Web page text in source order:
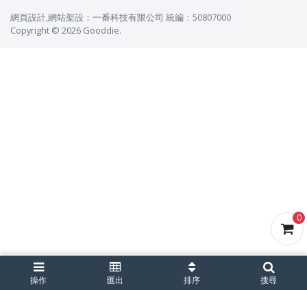
0
操作 匯出 排序 搜尋
網頁設計,網站架設 ： 一番科技有限公司 統編：50807000
Copyright © 2026 Gooddie.